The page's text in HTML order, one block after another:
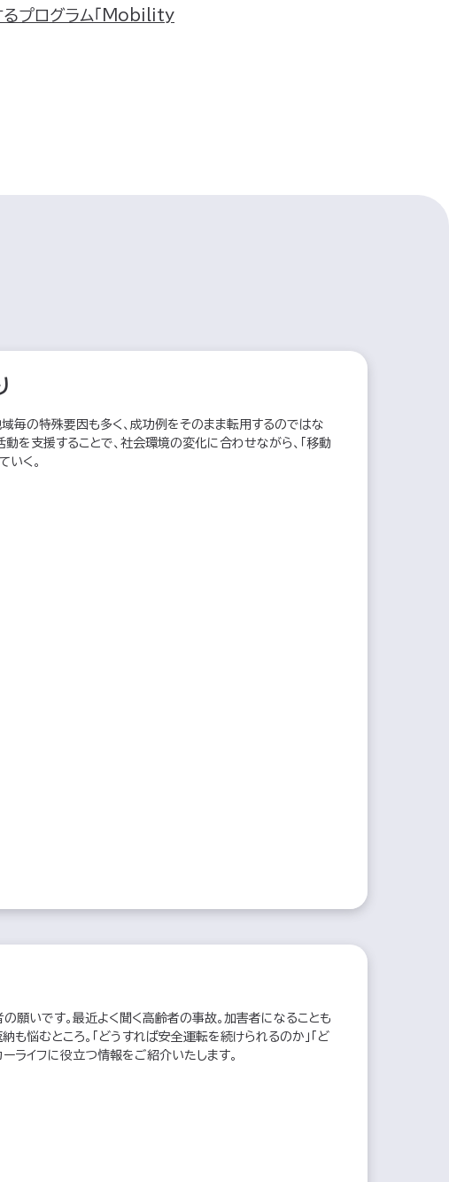
るプログラム「Mobility
毎の特殊要因も多く、成功例をそのまま転用するのではな
を支援することで、社会環境の変化に合わせながら、「移動
いく。
願いです。最近よく聞く高齢者の事故。加害者になることも
も悩むところ。「どうすれば安全運転を続けられるのか」「ど
ライフに役立つ情報をご紹介いたします。